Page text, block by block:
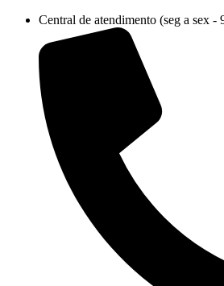
conteúdo
Central de atendimento (seg a sex -